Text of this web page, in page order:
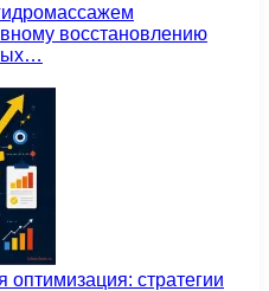
восстановлению
оптимизация: стратегии